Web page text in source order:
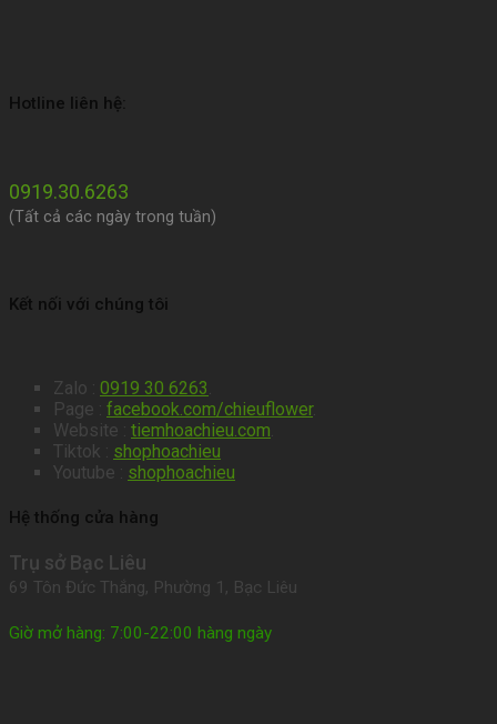
Hotline liên hệ:
0919.30.6263
(Tất cả các ngày trong tuần)
Kết nối với chúng tôi
Zalo : 0919 30 6263.
Page : facebook.com/chieuflower.
Website : tiemhoachieu.com.
Tiktok : shophoachieu
Youtube : shophoachieu
Hệ thống cửa hàng
Trụ sở Bạc Liêu
69 Tôn Đức Thắng, Phường 1, Bạc Liêu
Giờ mở hàng: 7:00-22:00 hàng ngày